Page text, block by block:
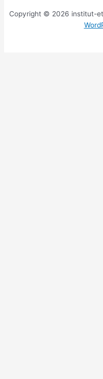
Copyright © 2026 institut-